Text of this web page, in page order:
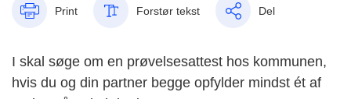
Print Forstør tekst Del
I skal søge om en prøvelsesattest hos kommunen,
hvis du og din partner begge opfylder mindst ét af